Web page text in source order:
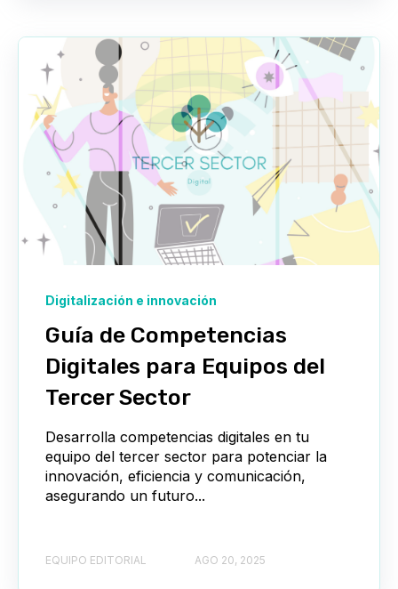
Digitalización e innovación
Guía de Competencias
Digitales para Equipos del
Tercer Sector
Desarrolla competencias digitales en tu
equipo del tercer sector para potenciar la
innovación, eficiencia y comunicación,
asegurando un futuro...
EQUIPO EDITORIAL AGO 20, 2025